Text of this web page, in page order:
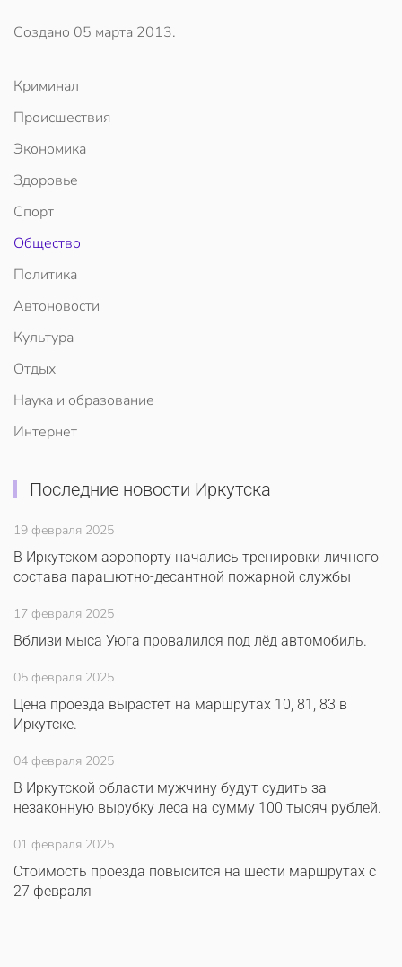
Создано 05 марта 2013.
Криминал
Происшествия
Экономика
Здоровье
Спорт
Общество
Политика
Автоновости
Культура
Отдых
Наука и образование
Интернет
Последние новости Иркутска
19 февраля 2025
В Иркутском аэропорту начались тренировки личного
состава парашютно-десантной пожарной службы
17 февраля 2025
Вблизи мыса Уюга провалился под лёд автомобиль.
05 февраля 2025
Цена проезда вырастет на маршрутах 10, 81, 83 в
Иркутске.
04 февраля 2025
В Иркутской области мужчину будут судить за
незаконную вырубку леса на сумму 100 тысяч рублей.
01 февраля 2025
Стоимость проезда повысится на шести маршрутах с
27 февраля